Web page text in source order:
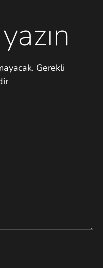
Gerekli